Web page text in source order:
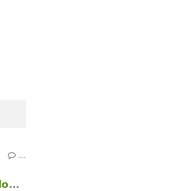
Glossaire illustré de biologie et de géologie - 3ème édition